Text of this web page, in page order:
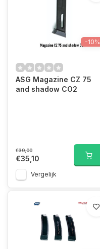
-10%
ASG Magazine CZ 75
and shadow CO2
€39,00
€35,10
Vergelijk